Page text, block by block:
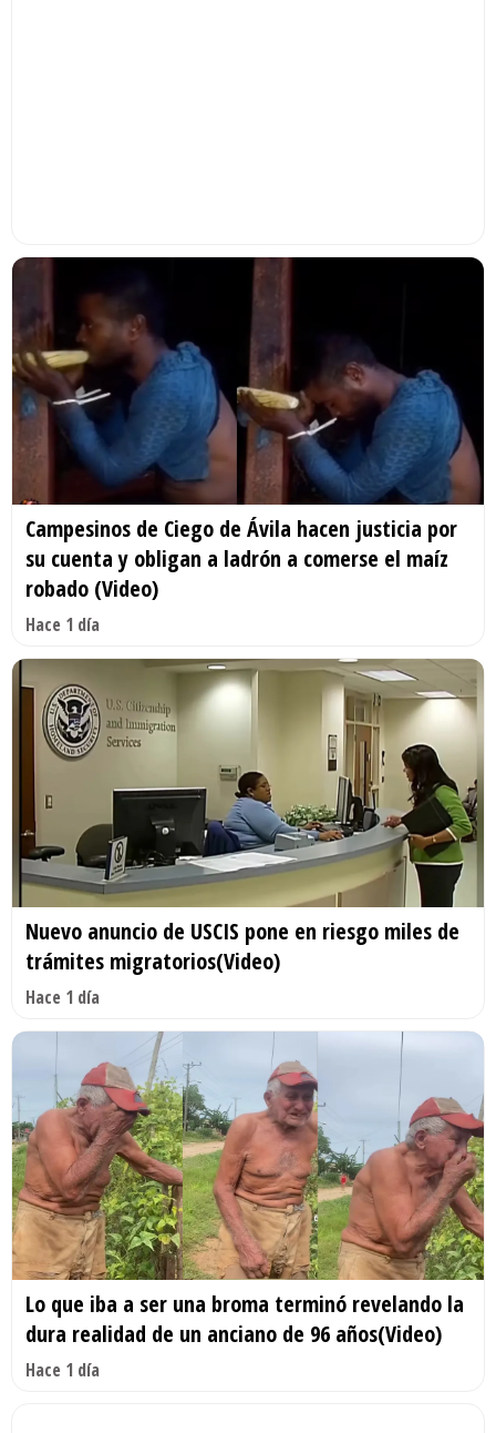
Campesinos de Ciego de Ávila hacen justicia por
su cuenta y obligan a ladrón a comerse el maíz
robado (Video)
Hace 1 día
Nuevo anuncio de USCIS pone en riesgo miles de
trámites migratorios(Video)
Hace 1 día
Lo que iba a ser una broma terminó revelando la
dura realidad de un anciano de 96 años(Video)
Hace 1 día